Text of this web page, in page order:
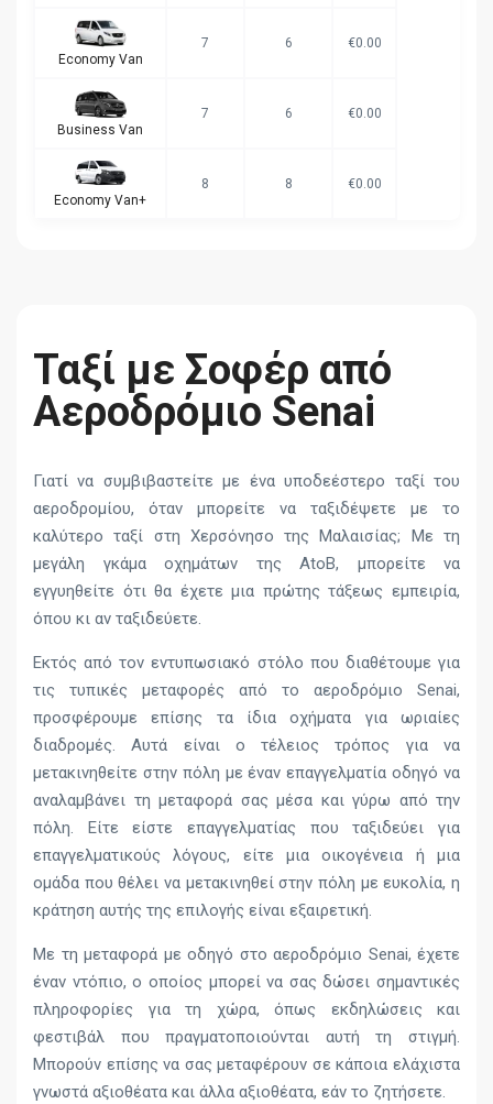
Economy Van
7 6 €0.00
Business Van
7 6 €0.00
Economy Van+
8 8 €0.00
Ταξί με Σοφέρ από
Αεροδρόμιο Senai
Γιατί να συμβιβαστείτε με ένα υποδεέστερο ταξί του
αεροδρομίου, όταν μπορείτε να ταξιδέψετε με το
καλύτερο ταξί στη Χερσόνησο της Μαλαισίας; Με τη
μεγάλη γκάμα οχημάτων της AtoB, μπορείτε να
εγγυηθείτε ότι θα έχετε μια πρώτης τάξεως εμπειρία,
όπου κι αν ταξιδεύετε.
Εκτός από τον εντυπωσιακό στόλο που διαθέτουμε για
τις τυπικές μεταφορές από το αεροδρόμιο Senai,
προσφέρουμε επίσης τα ίδια οχήματα για ωριαίες
διαδρομές. Αυτά είναι ο τέλειος τρόπος για να
μετακινηθείτε στην πόλη με έναν επαγγελματία οδηγό να
αναλαμβάνει τη μεταφορά σας μέσα και γύρω από την
πόλη. Είτε είστε επαγγελματίας που ταξιδεύει για
επαγγελματικούς λόγους, είτε μια οικογένεια ή μια
ομάδα που θέλει να μετακινηθεί στην πόλη με ευκολία, η
κράτηση αυτής της επιλογής είναι εξαιρετική.
Με τη μεταφορά με οδηγό στο αεροδρόμιο Senai, έχετε
έναν ντόπιο, ο οποίος μπορεί να σας δώσει σημαντικές
πληροφορίες για τη χώρα, όπως εκδηλώσεις και
φεστιβάλ που πραγματοποιούνται αυτή τη στιγμή.
Μπορούν επίσης να σας μεταφέρουν σε κάποια ελάχιστα
γνωστά αξιοθέατα και άλλα αξιοθέατα, εάν το ζητήσετε.